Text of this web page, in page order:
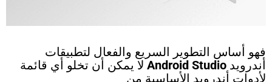
فهو أساس التطوير السريع والفعال لتطبيقات
أندرويد Android Studio لا يمكن أن تخلو أي قائمة
لأدوات أندرويد الأساسية من